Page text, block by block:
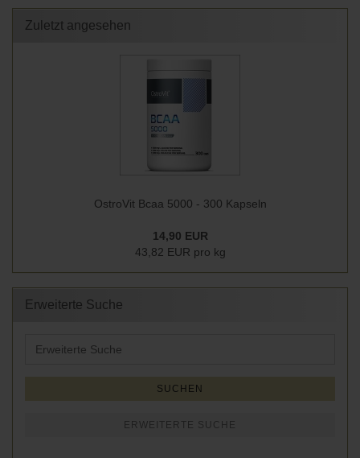
Zuletzt angesehen
OstroVit Bcaa 5000 - 300 Kapseln
14,90 EUR
43,82 EUR pro kg
Erweiterte Suche
Suche
SUCHEN
ERWEITERTE SUCHE